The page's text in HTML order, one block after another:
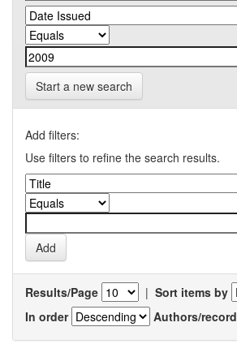
Start a new search
Add filters:
Use filters to refine the search results.
Results/Page | Sort items by
In order
Authors/record